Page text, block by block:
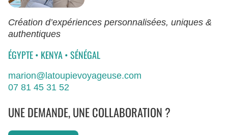
Création d’expériences personnalisées, uniques &
authentiques
ÉGYPTE• KENYA•SÉNÉGAL
marion@latoupievoyageuse.com
07 81 45 31 52
UNE DEMANDE, UNE COLLABORATION ?